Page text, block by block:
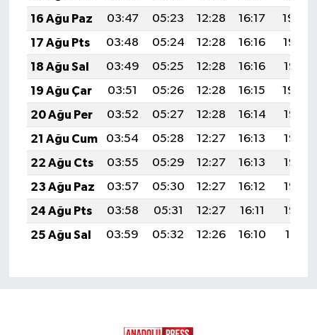
16 Ağu Paz
03:47 05:23 12:28 16:17
19:24
17 Ağu Pts
03:48 05:24 12:28 16:16
19:23
18 Ağu Sal
03:49 05:25 12:28 16:16
19:21
19 Ağu Çar
03:51 05:26 12:28 16:15
19:20
20 Ağu Per
03:52 05:27 12:28 16:14
19:18
21 Ağu Cum
03:54 05:28 12:27 16:13
19:17
22 Ağu Cts
03:55 05:29 12:27 16:13
19:15
23 Ağu Paz
03:57 05:30 12:27 16:12
19:14
24 Ağu Pts
03:58 05:31 12:27 16:11
19:12
25 Ağu Sal
03:59 05:32 12:26 16:10 19:11